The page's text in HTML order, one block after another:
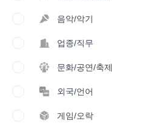
음악/악기
업종/직무
문화/공연/축제
외국/언어
게임/오락